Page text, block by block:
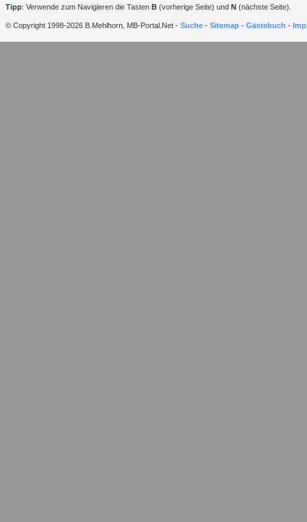
Tipp: Verwende zum Navigieren die Tasten B (vorherige Seite) und N (nächste Seite).
© Copyright 1998-2026 B.Mehlhorn, MB-Portal.Net - Suche - Sitemap - Gästebuch -